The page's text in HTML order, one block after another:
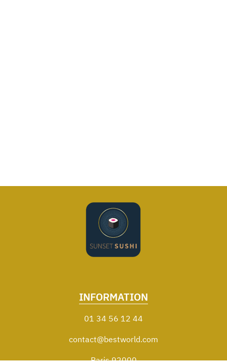
INFORMATION
01 34 56 12 44
contact@bestworld.com
Paris 92000